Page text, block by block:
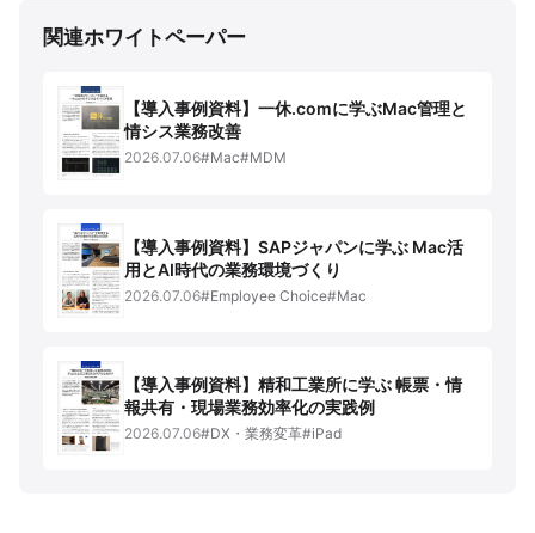
関連ホワイトペーパー
【導入事例資料】一休.comに学ぶMac管理と
情シス業務改善
2026.07.06#Mac#MDM
【導入事例資料】SAPジャパンに学ぶ Mac活
用とAI時代の業務環境づくり
2026.07.06#Employee Choice#Mac
【導入事例資料】精和工業所に学ぶ 帳票・情
報共有・現場業務効率化の実践例
2026.07.06#DX・業務変革#iPad